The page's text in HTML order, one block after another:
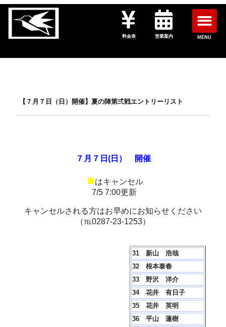
料金表 営業案内 MENU
【７月７日（日）開催】夏の陣第弍戦エントリーリスト
７月７日(日） 開催
■はキャンセル
7/5 7:00更新
キャンセルされる方はお早めにお知らせください
（℡0287-23-1253）
31 新山 浩哉
32 根本泰春
33 野沢 洋介
34 花井 有日子
35 花井 英明
36 平山 蓮樹